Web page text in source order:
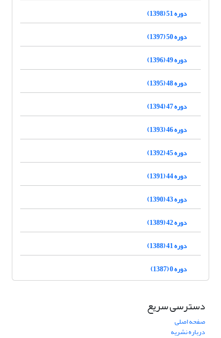
دوره 51 (1398)
دوره 50 (1397)
دوره 49 (1396)
دوره 48 (1395)
دوره 47 (1394)
دوره 46 (1393)
دوره 45 (1392)
دوره 44 (1391)
دوره 43 (1390)
دوره 42 (1389)
دوره 41 (1388)
دوره 0 (1387)
دسترسی سریع
صفحه اصلی
درباره نشریه